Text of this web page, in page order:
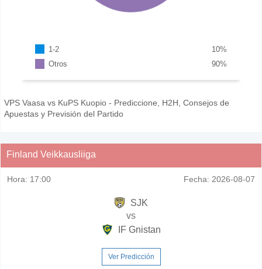
1-2 %
10
Otros
%
90
VPS Vaasa vs KuPS Kuopio - Prediccione, H2H, Consejos de
Apuestas y Previsión del Partido
Finland Veikkausliiga
Hora: 17:00 Fecha: 2026-08-07
SJK
vs
IF Gnistan
Ver Predicción